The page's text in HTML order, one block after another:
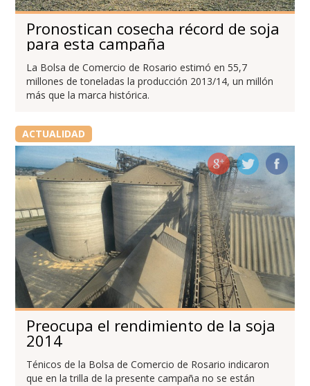
Pronostican cosecha récord de soja
para esta campaña
La Bolsa de Comercio de Rosario estimó en 55,7
millones de toneladas la producción 2013/14, un millón
más que la marca histórica.
ACTUALIDAD
Preocupa el rendimiento de la soja
2014
Ténicos de la Bolsa de Comercio de Rosario indicaron
que en la trilla de la presente campaña no se están